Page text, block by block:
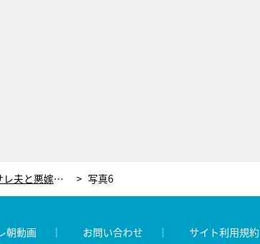
伊藤淳史主演『離婚しない男―サレ夫と悪嫁の騙し愛―』がスタート！“悪嫁”役は初回放送で解禁 写真6
朝動画 お問い合わせ サイト利用規約